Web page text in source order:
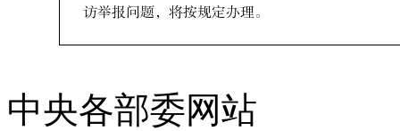
中央各部委网站